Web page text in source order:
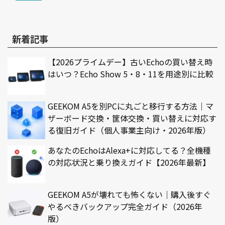
新着記事
【2026プライムデー】古いEchoの買い替え時
はいつ？Echo Show 5・8・11を用途別に比較
GEEKOM A5を別PCに丸ごと移行する方法｜マ
ザーボード交換・筐体交換・買い替えに対応す
る復旧ガイド（個人事業主向け・2026年版）
あなたのEchoはAlexa+に対応してる？全機種
の対応状況と乗り換えガイド【2026年最新】
GEEKOM A5が壊れても怖くない｜購入後すぐ
やるべきバックアップ完全ガイド（2026年
版）